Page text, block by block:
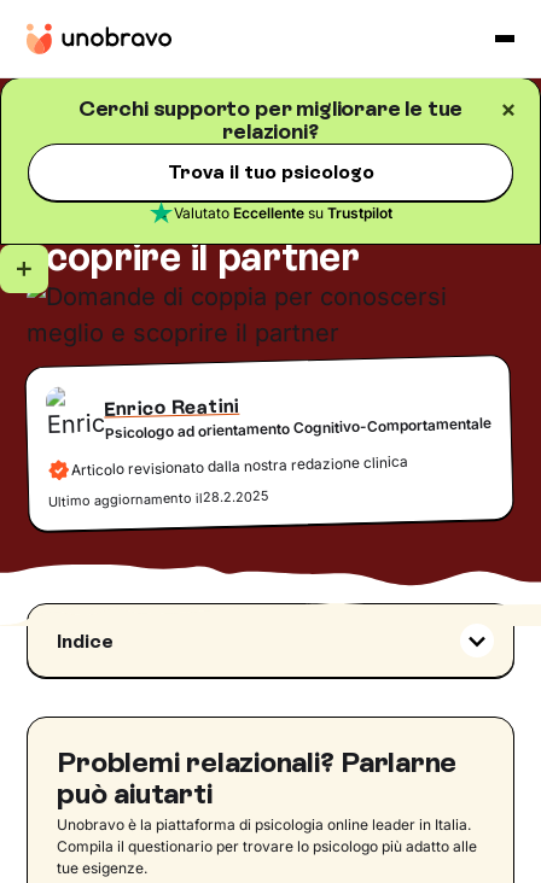
Cerchi supporto per migliorare le tue
relazioni?
Trova il tuo psicologo
Valutato Eccellentesu Trustpilot
minuti di lettura
Domande di coppia per
conoscersi meglio e
scoprire il partner
Enrico Reatini
Psicologo ad orientamento Cognitivo-Comportamentale
Articolo revisionato dalla nostra redazione clinica
Ultimo aggiornamento il28.2.2025
Indice
Le domande per conoscersi come strumento
della relazione
Domande di coppia “scomode”: il vero
spartiacque tra i partner
Come gestire le risposte difficili
Problemi relazionali? Parlarne
può aiutarti
Unobravo è la piattaforma di psicologia online leader in Italia.
Compila il questionario per trovare lo psicologo più adatto alle
tue esigenze.